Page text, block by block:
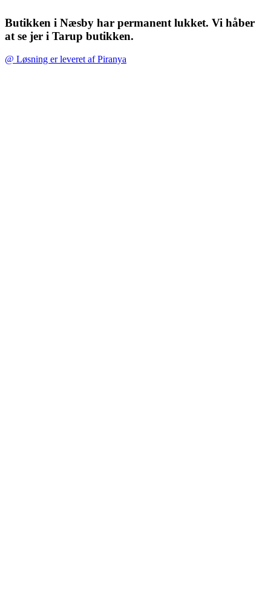
Butikken i Næsby har permanent lukket. Vi håber
at se jer i Tarup butikken.
@ Løsning er leveret af Piranya